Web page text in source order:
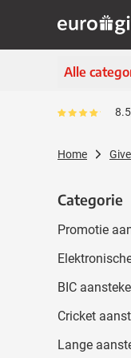
Alle
ECO
High-tech
Zakelijk &
Outdoor &
Gemiddeld
Home
Categorie
Categorie
Promotie
BIC
Cricket
Lange